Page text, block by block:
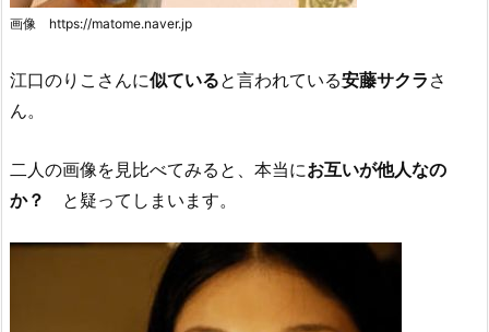
画像 https://matome.naver.jp
江口のりこさんに似ていると言われている安藤サクラ さ
ん。
二人の画像を見比べてみると、本当にお互いが他人なの
か？
と疑ってしまいます。